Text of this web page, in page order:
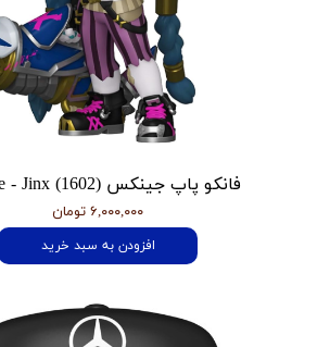
فانکو پاپ جینکس Arcane - Jinx (1602)
۶,۰۰۰,۰۰۰ تومان
افزودن به سبد خرید